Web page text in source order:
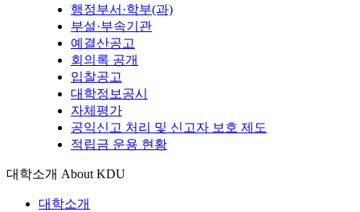
행정부서·학부(과)
부설·부속기관
예결산공고
회의록 공개
입찰공고
대학정보공시
자체평가
공익신고 처리 및 신고자 보호 제도
적립금 운용 현황
대학소개 About KDU
대학소개